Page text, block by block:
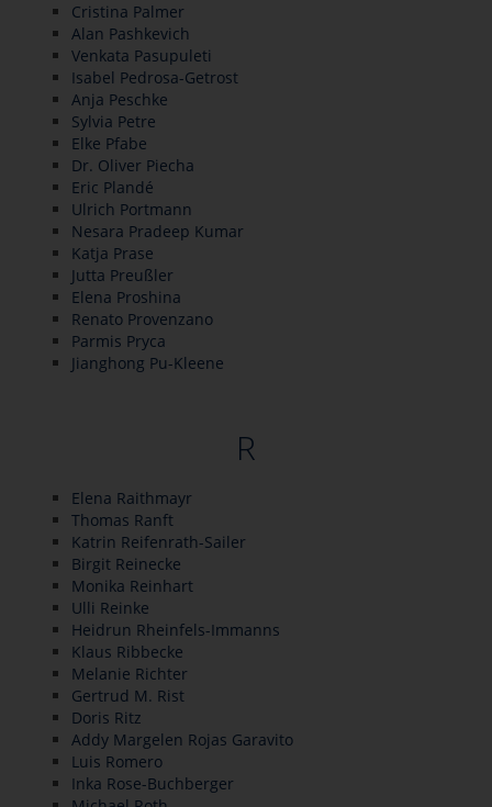
Cristina Palmer
Alan Pashkevich
Venkata Pasupuleti
Isabel Pedrosa-Getrost
Anja Peschke
Sylvia Petre
Elke Pfabe
Dr. Oliver Piecha
Eric Plandé
Ulrich Portmann
Nesara Pradeep Kumar
Katja Prase
Jutta Preußler
Elena Proshina
Renato Provenzano
Parmis Pryca
Jianghong Pu-Kleene
R
Elena Raithmayr
Thomas Ranft
Katrin Reifenrath-Sailer
Birgit Reinecke
Monika Reinhart
Ulli Reinke
Heidrun Rheinfels-Immanns
Klaus Ribbecke
Melanie Richter
Gertrud M. Rist
Doris Ritz
Addy Margelen Rojas Garavito
Luis Romero
Inka Rose-Buchberger